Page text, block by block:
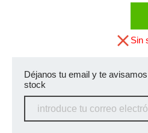
Sin
Déjanos tu email y te
stock